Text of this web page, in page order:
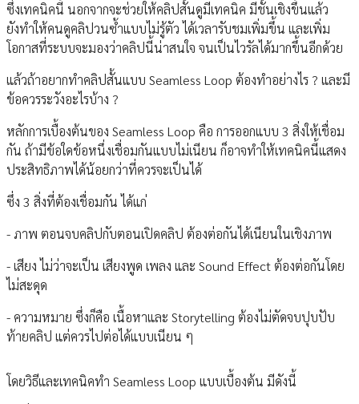
ซึ่งเทคนิคนี้ นอกจากจะช่วยให้คลิปสั้นดูมีเทคนิค มีชั้นเชิงขึ้นแล้ว
ยังทำให้คนดูคลิปวนซ้ำแบบไม่รู้ตัว ได้เวลารับชมเพิ่มขึ้น และเพิ่ม
โอกาสที่ระบบจะมองว่าคลิปนี้น่าสนใจ จนเป็นไวรัลได้มากขึ้นอีกด้วย
แล้วถ้าอยากทำคลิปสั้นแบบ Seamless Loop ต้องทำอย่างไร ? และมี
ข้อควรระวังอะไรบ้าง ?
หลักการเบื้องต้นของ Seamless Loop คือ การออกแบบ 3 สิ่งให้เชื่อม
กัน ถ้ามีข้อใดข้อหนึ่งเชื่อมกันแบบไม่เนียน ก็อาจทำให้เทคนิคนี้แสดง
ประสิทธิภาพได้น้อยกว่าที่ควรจะเป็นได้
ซึ่ง 3 สิ่งที่ต้องเชื่อมกัน ได้แก่
- ภาพ ตอนจบคลิปกับตอนเปิดคลิป ต้องต่อกันได้เนียนในเชิงภาพ
- เสียง ไม่ว่าจะเป็น เสียงพูด เพลง และ Sound Effect ต้องต่อกันโดย
ไม่สะดุด
- ความหมาย ซึ่งก็คือ เนื้อหาและ Storytelling ต้องไม่ตัดจบปุบปับ
ท้ายคลิป แต่ควรไปต่อได้แบบเนียน ๆ
โดยวิธีและเทคนิคทำ Seamless Loop แบบเบื้องต้น มีดังนี้